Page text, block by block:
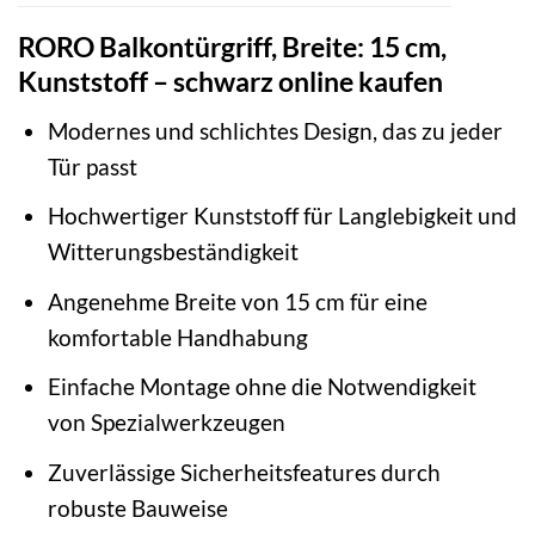
RORO Balkontürgriff, Breite: 15 cm,
Kunststoff – schwarz online kaufen
Modernes und schlichtes Design, das zu jeder
Tür passt
Hochwertiger Kunststoff für Langlebigkeit und
Witterungsbeständigkeit
Angenehme Breite von 15 cm für eine
komfortable Handhabung
Einfache Montage ohne die Notwendigkeit
von Spezialwerkzeugen
Zuverlässige Sicherheitsfeatures durch
robuste Bauweise